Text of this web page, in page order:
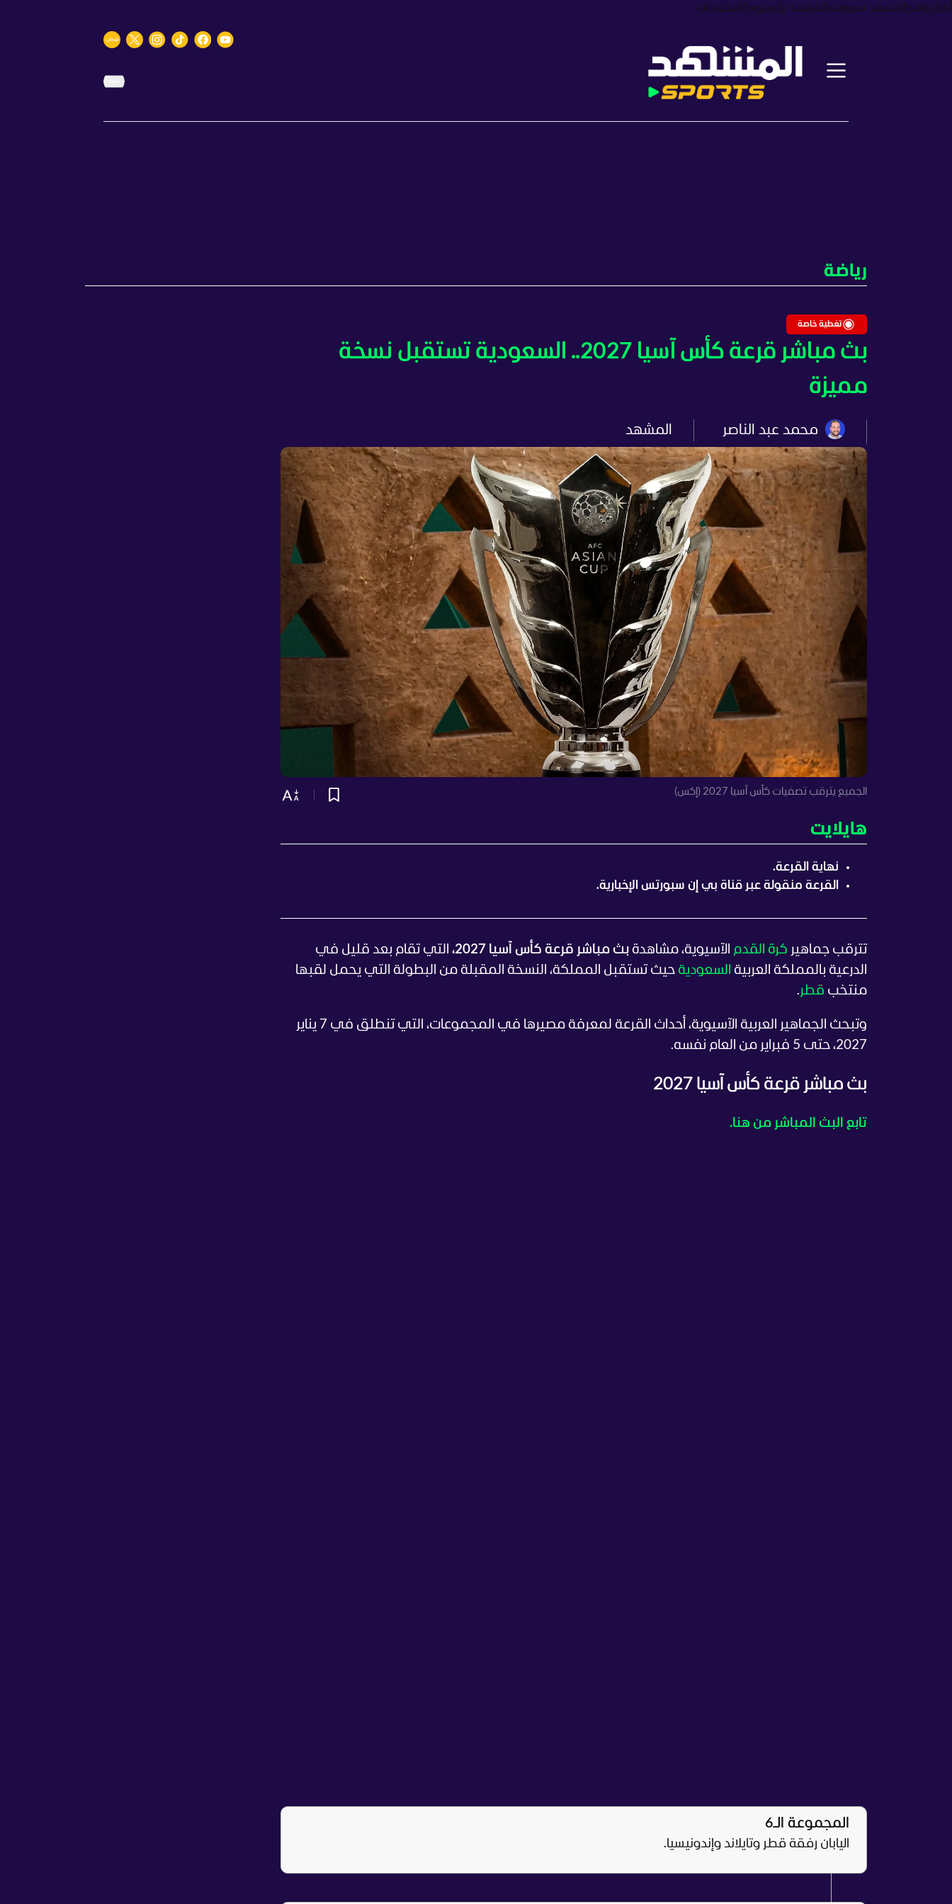
أخبار برامجالمشهد سبورتسالمشهد بزنسبودكاستترندات
رياضة
تغطية خاصة
بث مباشر قرعة كأس آسيا 2027.. السعودية تستقبل نسخة
مميزة
محمد عبد الناصر المشهد
الجميع يترقب تصفيات كأس آسيا 2027 (إكس)
هايلايت
نهاية القرعة.
القرعة منقولة عبر قناة بي إن سبورتس الإخبارية.
تترقب جماهير كرة القدم الآسيوية، مشاهدة بث مباشر قرعة كأس آسيا 2027،
التي تقام بعد قليل في
الدرعية بالمملكة العربية السعودية حيث تستقبل المملكة، النسخة المقبلة من البطولة التي يحمل لقبها
منتخب قطر.
وتبحث الجماهير العربية الآسيوية، أحداث القرعة لمعرفة مصيرها في المجموعات، التي تنطلق في 7 يناير
2027، حتى 5 فبراير من العام نفسه.
بث مباشر قرعة كأس آسيا 2027
تابع البث المباشر من هنا.
المجموعة الـ6
اليابان رفقة قطر وتايلاند وإندونيسيا.